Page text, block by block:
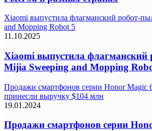
Xiaomi выпустила флагманский робот-
and Mopping Robot 5
11.10.2025
Xiaomi выпустила флагманский
Mijia Sweeping and Mopping
Продажи смартфонов серии Honor Magic
принесли выручку $104 млн
19.01.2024
Продажи смартфонов серии